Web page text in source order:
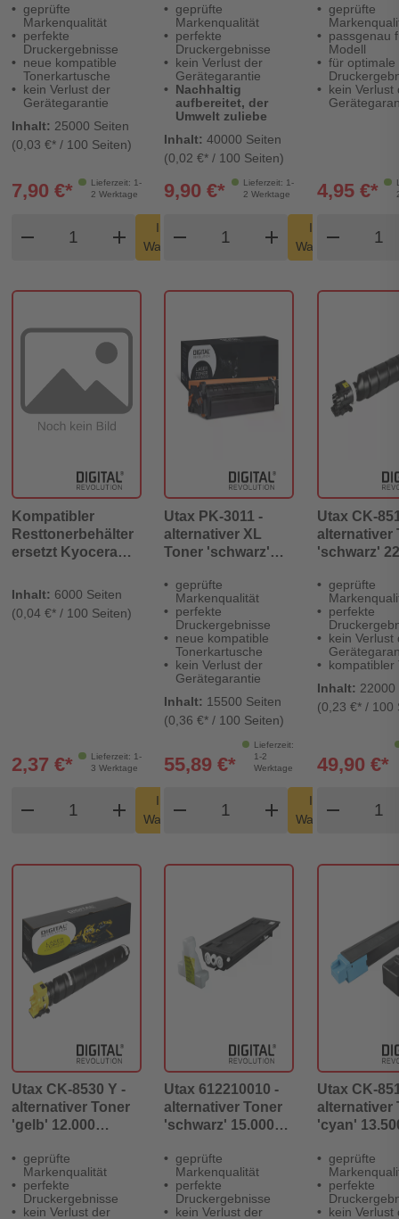
Digital Revolution
geprüfte
Markenqualität
perfekte
Druckergebnisse
neue kompatible
Tonerkartusche
kein Verlust der
Gerätegarantie
Inhalt: 25000 Seiten
(0,03 €* / 100 Seiten)
Lieferzeit: 1-
2 Werktage
7,90 €*
remove
Produkt Warenkorb Menge
add
In den
Warenkorb
shopping_cart
Digital Revolution
geprüfte
Markenqualität
perfekte
Druckergebnisse
kein Verlust der
Gerätegarantie
Nachhaltig
aufbereitet, der
Umwelt zuliebe
Inhalt:40000 Seiten
(0,02 €* / 100 Seiten)
Lieferzeit: 1-
2 Werktage
9,90 €*
remove
Produkt Warenkorb
add
In den
Warenkorb
shopping_cart
Zeichen -
Revolution
geprüfte
passgenau
Modell
für optimale
kein Verlust
4,95 €*
remove
Kompatibler
Resttonerbehälter
ersetzt Kyocera
302YJ93150
Inhalt: 6000 Seiten
(0,04 €* / 100 Seiten)
Lieferzeit: 1-
3 Werktage
2,37 €*
remove
Produkt Warenkorb Menge
add
In den
Warenkorb
shopping_cart
Utax PK-3011 -
alternativer XL
Toner 'schwarz'
Digital Revolution
geprüfte
Markenqualität
perfekte
Druckergebnisse
neue kompatible
Tonerkartusche
kein Verlust der
Gerätegarantie
Inhalt: 15500 Seiten
(0,36 €* / 100 Seiten)
Lieferzeit:
1-2
Werktage
55,89 €*
remove
Produkt Warenkorb
add
In den
Warenkorb
shopping_cart
Utax CK-
alternativer
'schwarz'
Revolution
geprüfte
perfekte
kein Verlust
kompatibler
Inhalt: 22000
(0,23 €* / 100
49,90 €*
remove
Utax CK-8530 Y -
alternativer Toner
'gelb' 12.000
Revolution
geprüfte
Markenqualität
perfekte
Druckergebnisse
kein Verlust der
Utax 612210010 -
alternativer Toner
'schwarz' 15.000
Revolution
geprüfte
Markenqualität
perfekte
Druckergebnisse
kein Verlust der
Utax CK-
alternativer
'cyan'
Revolution
geprüfte
perfekte
kein Verlust